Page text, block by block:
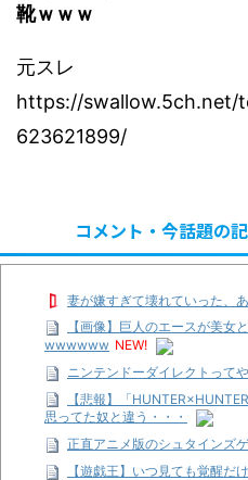
靴ｗｗｗ
元スレ
https://swallow.5ch.net/
623621899/
コメント・今話題の
妻が嫌すぎて壊れていった、
【画像】巨人のエースが美女
wwwwww NEW!
ニンテンドーダイレクトって
【悲報】「
思ってた奴と違う・・・
正直アニメ版のシュタインズ
【遊戯王】いつ見ても覚醒だ